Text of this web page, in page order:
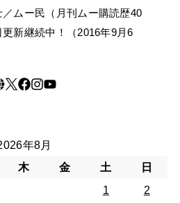
ムー民（月刊ムー購読歴40
新継続中！（2016年9月6
年8月
木 金 土
日
1
2